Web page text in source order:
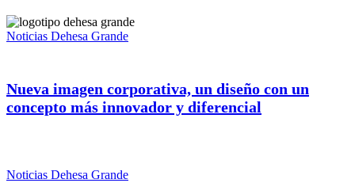
Noticias Dehesa Grande
Nueva imagen corporativa, un diseño con un
concepto más innovador y diferencial
Noticias Dehesa Grande